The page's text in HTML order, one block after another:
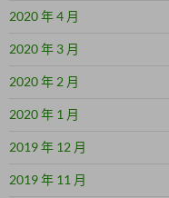
2020 年 4 月
2020 年 3 月
2020 年 2 月
2020 年 1 月
2019 年 12 月
2019 年 11 月